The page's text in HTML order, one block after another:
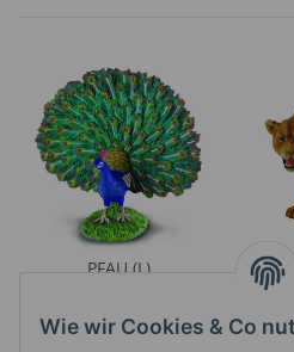
Wie wir Cookies & Co
PFAU (L)
sichtbar